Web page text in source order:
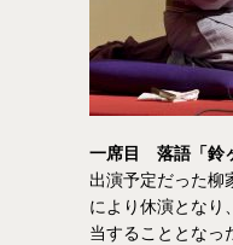
一席目 落語「鈴
出演予定だった柳
により休演となり
当することとなっ